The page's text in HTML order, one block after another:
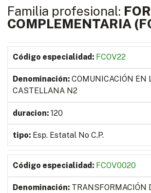
Familia profesional:
COMPLEMENTARIA
FCOV22
COMUNICACIÓN EN
CASTELLANA N2
120
Esp. Estatal No C.P.
FCOV0020
TRANSFORMACIÓN